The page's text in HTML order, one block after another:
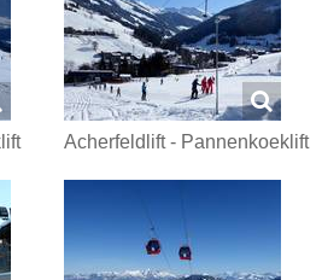
Acherfeldlift - Pannenkoeklift